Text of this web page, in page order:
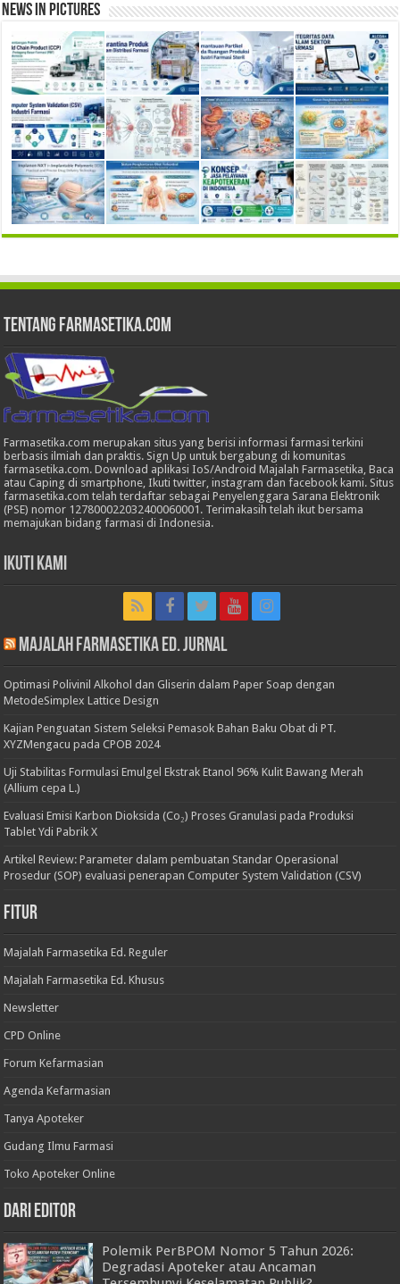
News in Pictures
Tentang Farmasetika.com
Farmasetika.com merupakan situs yang berisi informasi farmasi terkini
berbasis ilmiah dan praktis. Sign Up untuk bergabung di komunitas
farmasetika.com. Download aplikasi IoS/Android Majalah Farmasetika, Baca
atau Caping di smartphone, Ikuti twitter, instagram dan facebook kami. Situs
farmasetika.com telah terdaftar sebagai Penyelenggara Sarana Elektronik
(PSE) nomor 127800022032400060001. Terimakasih telah ikut bersama
memajukan bidang farmasi di Indonesia.
Ikuti Kami
Majalah Farmasetika Ed. Jurnal
Optimasi Polivinil Alkohol dan Gliserin dalam Paper Soap dengan
MetodeSimplex Lattice Design
Kajian Penguatan Sistem Seleksi Pemasok Bahan Baku Obat di PT.
XYZMengacu pada CPOB 2024
Uji Stabilitas Formulasi Emulgel Ekstrak Etanol 96% Kulit Bawang Merah
(Allium cepa L.)
Evaluasi Emisi Karbon Dioksida (Co₂) Proses Granulasi pada Produksi
Tablet Ydi Pabrik X
Artikel Review: Parameter dalam pembuatan Standar Operasional
Prosedur (SOP) evaluasi penerapan Computer System Validation (CSV)
Fitur
Majalah Farmasetika Ed. Reguler
Majalah Farmasetika Ed. Khusus
Newsletter
CPD Online
Forum Kefarmasian
Agenda Kefarmasian
Tanya Apoteker
Gudang Ilmu Farmasi
Toko Apoteker Online
Dari Editor
Polemik PerBPOM Nomor 5 Tahun 2026:
Degradasi Apoteker atau Ancaman